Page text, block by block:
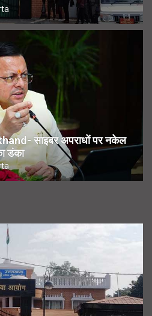
साइबर अपराधों पर नकेल
डंका